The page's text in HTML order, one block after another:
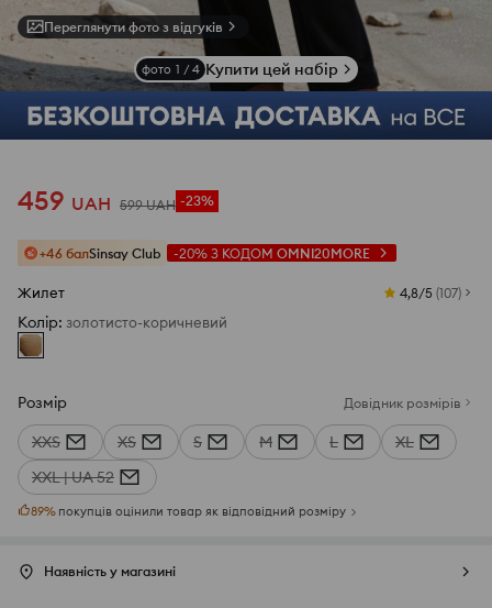
Переглянути фото з відгуків
фото 1 / 4 Купити цей набір
459 UAH 599 UAH -23%
+46 балSinsay Club -20% З КОДОМ OMNI20MORE
Жилет 4,8/5 (107)
Колір: золотисто-коричневий
Розмір Довідник розмірів
XXS XS S M L
XL
XXL | UA 52
89% покупців оцінили товар як відповідний розміру
Наявність у магазині